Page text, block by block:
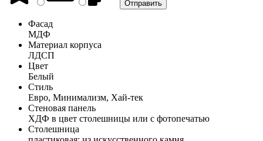
Фасад
МДФ
Материал корпуса
ЛДСП
Цвет
Белый
Стиль
Евро, Минимализм, Хай-тек
Стеновая панель
ХДФ в цвет столешницы или с фотопечатью
Столешница